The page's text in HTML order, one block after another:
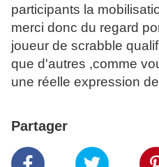
participants la
merci donc du regard
joueur de scrabble
que d'autres ,comme
une réelle expression
Partager